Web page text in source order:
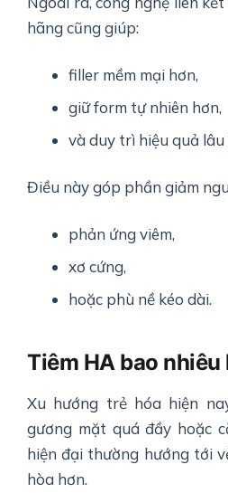
hãng cũng giúp:
filler mềm mại hơn,
giữ form tự nhiên hơn,
và duy trì hiệu quả
Điều này góp phần giảm
phản ứng viêm,
xơ cứng,
hoặc phù nề kéo dài.
Tiêm HA bao nhiêu
Xu hướng trẻ hóa hiện
gương mặt quá đầy hoặc
hiện đại thường hướng tới
hòa hơn.